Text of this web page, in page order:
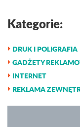
Kategorie:
DRUK I POLIGRAFIA
GADŻETY
INTERNET
REKLAMA